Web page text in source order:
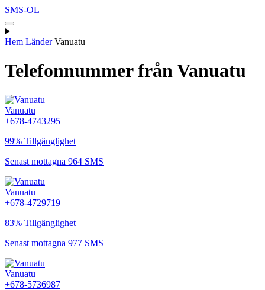
SMS-OL
Hem Länder Vanuatu
Telefonnummer från Vanuatu
Vanuatu
+678-4743295
99% Tillgänglighet
Senast mottagna 964 SMS
Vanuatu
+678-4729719
83% Tillgänglighet
Senast mottagna 977 SMS
Vanuatu
+678-5736987